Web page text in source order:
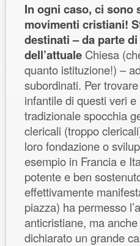
In ogni caso, ci sono
movimenti cristiani!
destinati – da parte
dell’attuale Chiesa
quanto istituzione!) –
subordinati. Per
infantile di questi veri
tradizionale spocchia
clericali (troppo
loro fondazione o
esempio in Francia e
potente e ben
effettivamente
piazza) ha permesso
anticristiane, ma
dichiarato un grande